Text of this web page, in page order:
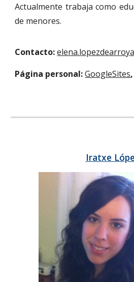
Actualmente trabaja como
de menores.
Contacto:
Página personal:GoogleSites,
Iratxe